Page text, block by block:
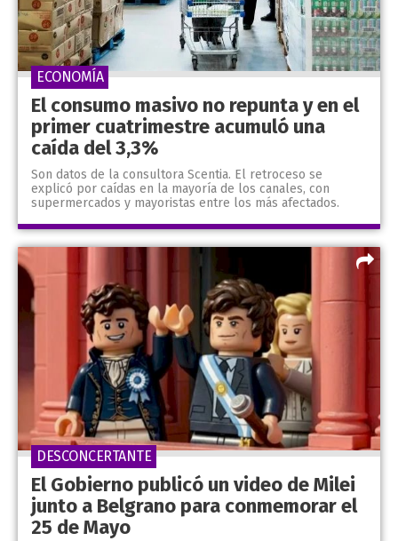
El consumo masivo no repunta y en el
primer cuatrimestre acumuló una
caída del 3,3%
Son datos de la consultora Scentia. El retroceso se
explicó por caídas en la mayoría de los canales, con
supermercados y mayoristas entre los más afectados.
ECONOMÍA
El Gobierno publicó un video de Milei
junto a Belgrano para conmemorar el
25 de Mayo
DESCONCERTANTE